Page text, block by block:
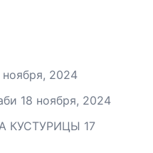
ноября, 2024
18 ноября, 2024
КУСТУРИЦЫ 17